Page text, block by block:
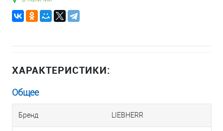
ХАРАКТЕРИСТИКИ:
Общее
Бренд LIEBHERR